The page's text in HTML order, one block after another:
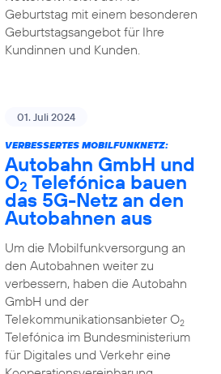
Geburtstag mit einem besonderen
Geburtstagsangebot für Ihre
Kundinnen und Kunden.
01. Juli 2024
VERBESSERTES MOBILFUNKNETZ:
Autobahn GmbH und
O2 Telefónica bauen
das 5G-Netz an den
Autobahnen aus
Um die Mobilfunkversorgung an
den Autobahnen weiter zu
verbessern, haben die Autobahn
GmbH und der
Telekommunikationsanbieter O2
Telefónica im Bundesministerium
für Digitales und Verkehr eine